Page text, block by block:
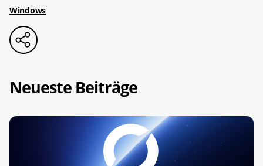
Windows
Neueste Beiträge